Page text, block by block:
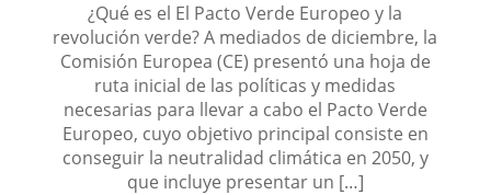
¿Qué es el El Pacto Verde Europeo y la
revolución verde? A mediados de diciembre, la
Comisión Europea (CE) presentó una hoja de
ruta inicial de las políticas y medidas
necesarias para llevar a cabo el Pacto Verde
Europeo, cuyo objetivo principal consiste en
conseguir la neutralidad climática en 2050, y
que incluye presentar un […]